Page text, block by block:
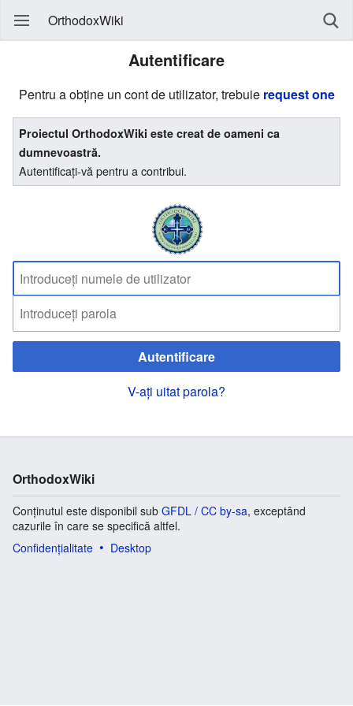
OrthodoxWiki
Autentificare
Pentru a obține un cont de utilizator, trebuie request one
Proiectul OrthodoxWiki este creat de oameni ca
dumnevoastră.
Autentificați-vă pentru a contribui.
Autentificare
V-ați uitat parola?
OrthodoxWiki
Conținutul este disponibil sub GFDL / CC by-sa, exceptând
cazurile în care se specifică altfel.
Confidențialitate
Desktop